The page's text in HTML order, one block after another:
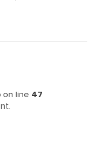
on line 47